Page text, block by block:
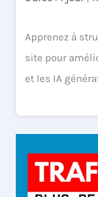
Apprenez à
site pour
et les IA